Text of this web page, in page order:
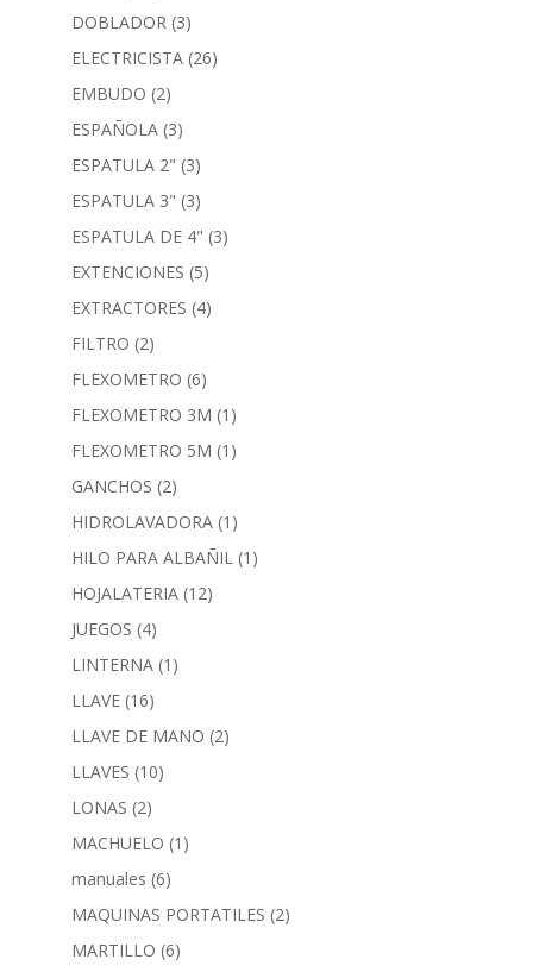
DOBLADOR (3)
ELECTRICISTA (26)
EMBUDO (2)
ESPAÑOLA (3)
ESPATULA 2" (3)
ESPATULA 3" (3)
ESPATULA DE 4" (3)
EXTENCIONES (5)
EXTRACTORES (4)
FILTRO (2)
FLEXOMETRO (6)
FLEXOMETRO 3M (1)
FLEXOMETRO 5M (1)
GANCHOS (2)
HIDROLAVADORA (1)
HILO PARA ALBAÑIL (1)
HOJALATERIA (12)
JUEGOS (4)
LINTERNA (1)
LLAVE (16)
LLAVE DE MANO (2)
LLAVES (10)
LONAS (2)
MACHUELO (1)
manuales (6)
MAQUINAS PORTATILES (2)
MARTILLO (6)